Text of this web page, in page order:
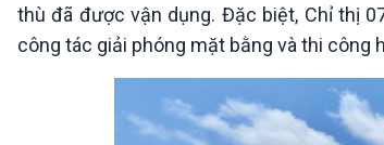
Các chương trình đặc biệt
thù đã được vận dụng. Đặc biệt, Chỉ thị
công tác giải phóng mặt bằng và thi công